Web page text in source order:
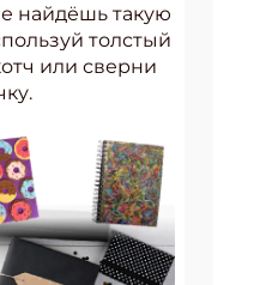
найдёшь такую
толстый
или сверни